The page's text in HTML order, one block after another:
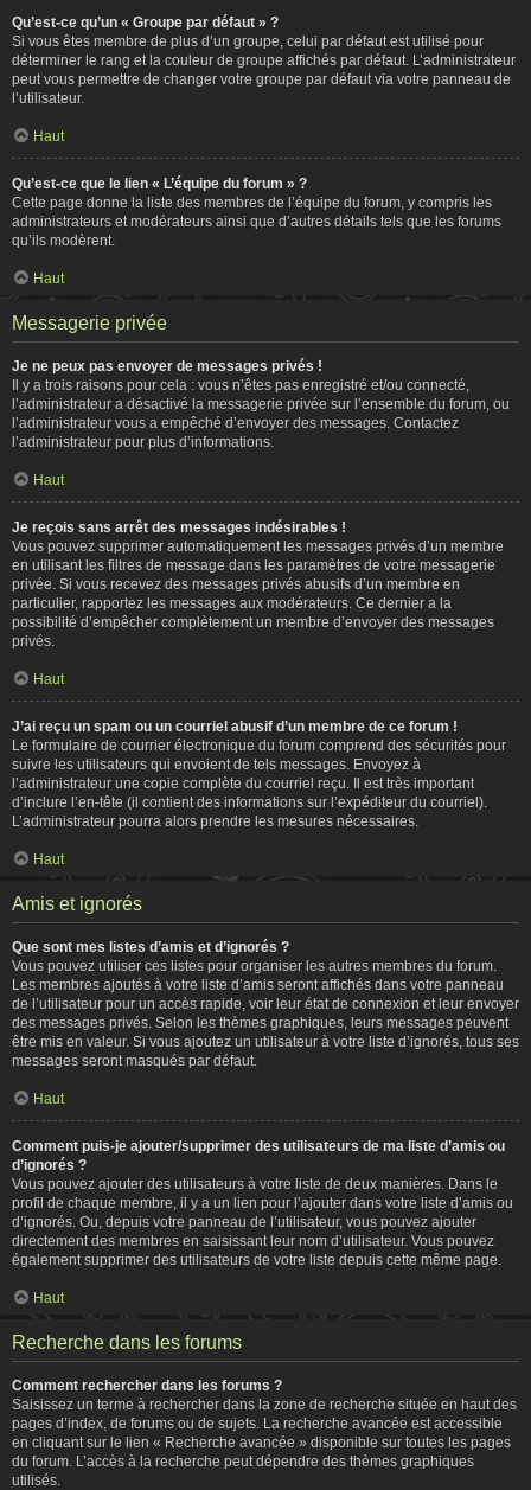
Qu’est-ce qu’un « Groupe par défaut » ?
Si vous êtes membre de plus d’un groupe, celui par défaut est utilisé pour
déterminer le rang et la couleur de groupe affichés par défaut. L’administrateur
peut vous permettre de changer votre groupe par défaut via votre panneau de
l’utilisateur.
Haut
Qu’est-ce que le lien « L’équipe du forum » ?
Cette page donne la liste des membres de l’équipe du forum, y compris les
administrateurs et modérateurs ainsi que d’autres détails tels que les forums
qu’ils modèrent.
Haut
Messagerie privée
Je ne peux pas envoyer de messages privés !
Il y a trois raisons pour cela : vous n’êtes pas enregistré et/ou connecté,
l’administrateur a désactivé la messagerie privée sur l’ensemble du forum, ou
l’administrateur vous a empêché d’envoyer des messages. Contactez
l’administrateur pour plus d’informations.
Haut
Je reçois sans arrêt des messages indésirables !
Vous pouvez supprimer automatiquement les messages privés d’un membre
en utilisant les filtres de message dans les paramètres de votre messagerie
privée. Si vous recevez des messages privés abusifs d’un membre en
particulier, rapportez les messages aux modérateurs. Ce dernier a la
possibilité d’empêcher complètement un membre d’envoyer des messages
privés.
Haut
J’ai reçu un spam ou un courriel abusif d’un membre de ce forum !
Le formulaire de courrier électronique du forum comprend des sécurités pour
suivre les utilisateurs qui envoient de tels messages. Envoyez à
l’administrateur une copie complète du courriel reçu. Il est très important
d’inclure l’en-tête (il contient des informations sur l’expéditeur du courriel).
L’administrateur pourra alors prendre les mesures nécessaires.
Haut
Amis et ignorés
Que sont mes listes d’amis et d’ignorés ?
Vous pouvez utiliser ces listes pour organiser les autres membres du forum.
Les membres ajoutés à votre liste d’amis seront affichés dans votre panneau
de l’utilisateur pour un accès rapide, voir leur état de connexion et leur envoyer
des messages privés. Selon les thèmes graphiques, leurs messages peuvent
être mis en valeur. Si vous ajoutez un utilisateur à votre liste d’ignorés, tous ses
messages seront masqués par défaut.
Haut
Comment puis-je ajouter/supprimer des utilisateurs de ma liste d’amis ou
d’ignorés ?
Vous pouvez ajouter des utilisateurs à votre liste de deux manières. Dans le
profil de chaque membre, il y a un lien pour l’ajouter dans votre liste d’amis ou
d’ignorés. Ou, depuis votre panneau de l’utilisateur, vous pouvez ajouter
directement des membres en saisissant leur nom d’utilisateur. Vous pouvez
également supprimer des utilisateurs de votre liste depuis cette même page.
Haut
Recherche dans les forums
Comment rechercher dans les forums ?
Saisissez un terme à rechercher dans la zone de recherche située en haut des
pages d’index, de forums ou de sujets. La recherche avancée est accessible
en cliquant sur le lien « Recherche avancée » disponible sur toutes les pages
du forum. L’accès à la recherche peut dépendre des thèmes graphiques
utilisés.